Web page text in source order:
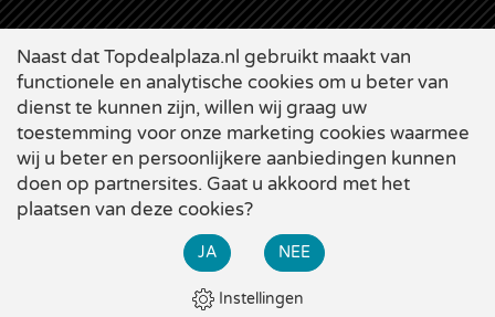
Bekijk alle zomer-acties bij Topdeal. Diverse grote kortingen
op de beste producten!
Cookies|Leveringsvoorwaarden
Webdesign
Applepie
Naast dat Topdealplaza.nl gebruikt maakt van
functionele en analytische cookies om u beter van
dienst te kunnen zijn, willen wij graag uw
toestemming voor onze marketing cookies waarmee
wij u beter en persoonlijkere aanbiedingen kunnen
doen op partnersites. Gaat u akkoord met het
plaatsen van deze cookies?
JA NEE
Instellingen